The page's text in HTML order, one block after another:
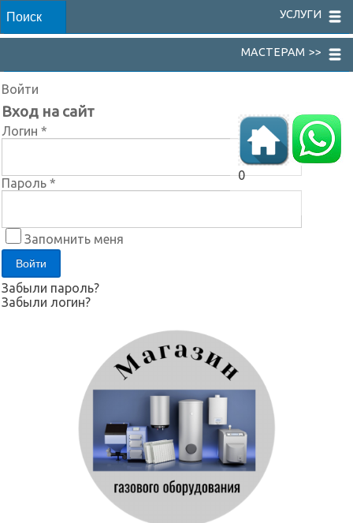
УСЛУГИ
МАСТЕРАМ >>
0
Войти
Вход на сайт
Логин *
Пароль *
Запомнить меня
Забыли пароль?
Забыли логин?